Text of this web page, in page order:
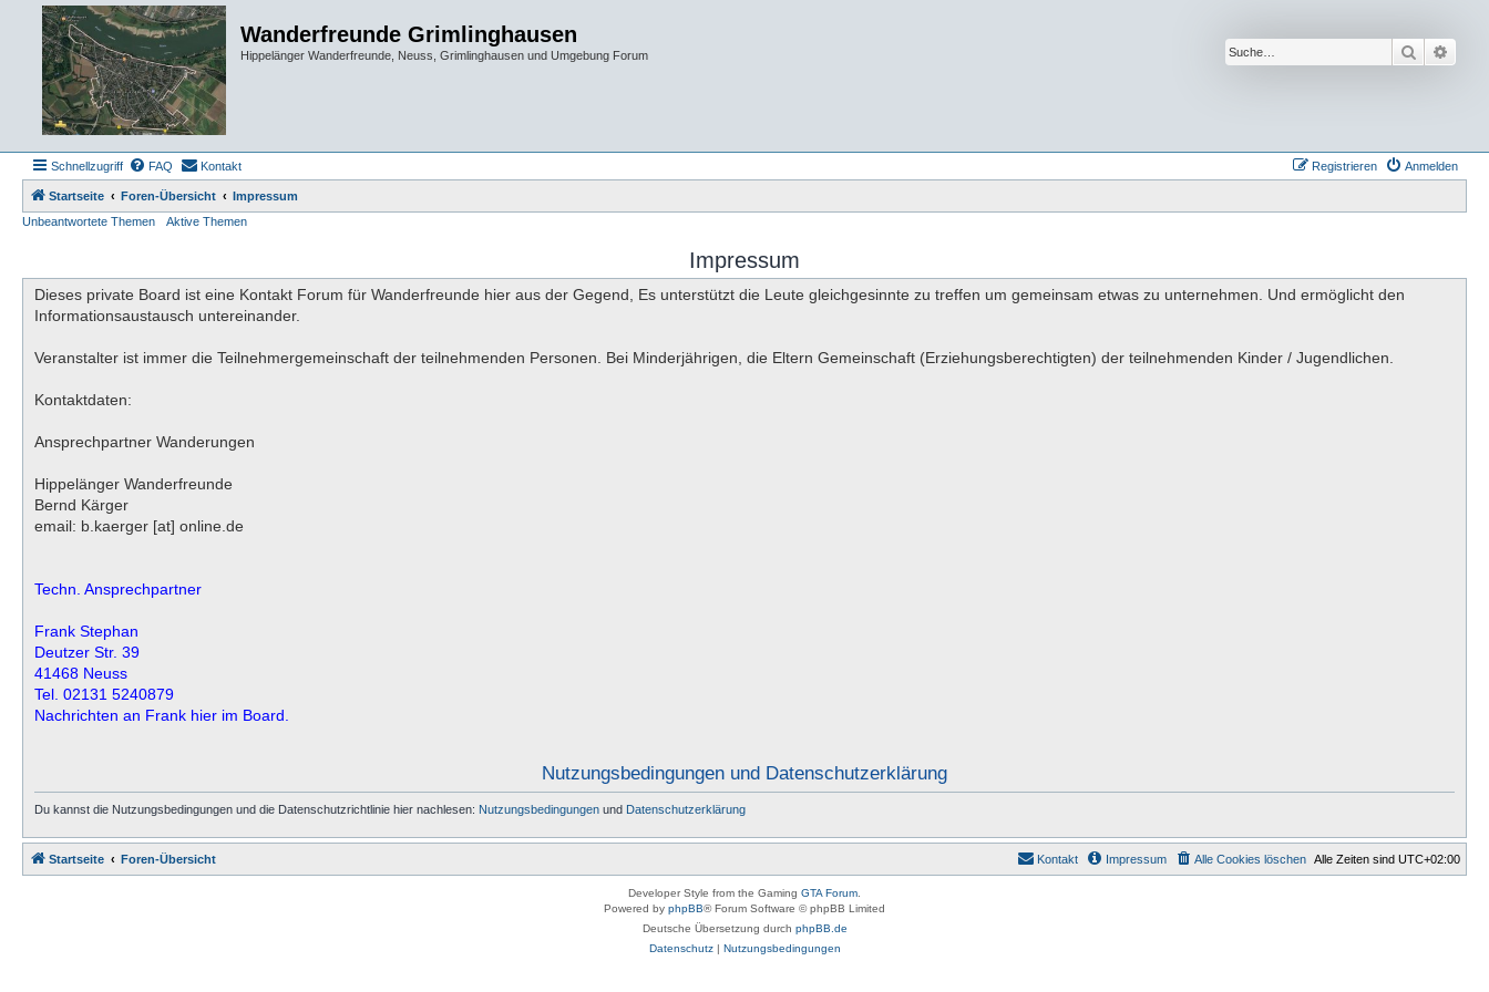
Wanderfreunde Grimlinghausen
Hippelänger Wanderfreunde, Neuss, Grimlinghausen und Umgebung Forum Suche
Schnellzugriff FAQ Kontakt Anmelden
Registrieren
Startseite Foren-Übersicht
Impressum
Unbeantwortete Themen
Aktive Themen
Impressum
Dieses private Board ist eine Kontakt Forum für Wanderfreunde hier aus der Gegend, Es unterstützt die Leute gleichgesinnte zu treffen um gemeinsam etwas zu unternehmen. Und ermöglicht den
Informationsaustausch untereinander.
Veranstalter ist immer die Teilnehmergemeinschaft der teilnehmenden Personen. Bei Minderjährigen, die Eltern Gemeinschaft (Erziehungsberechtigten) der teilnehmenden Kinder / Jugendlichen.
Kontaktdaten:
Ansprechpartner Wanderungen
Hippelänger Wanderfreunde
Bernd Kärger
email: b.kaerger [at] online.de
Techn. Ansprechpartner
Frank Stephan
Deutzer Str. 39
41468 Neuss
Tel. 02131 5240879
Nachrichten an Frank hier im Board.
Nutzungsbedingungen und Datenschutzerklärung
Du kannst die Nutzungsbedingungen und die Datenschutzrichtlinie hier nachlesen: Nutzungsbedingungen und Datenschutzerklärung
Startseite Foren-Übersicht Alle Zeiten sind UTC+02:00
Alle Cookies löschen
Impressum
Kontakt
Developer Style from the Gaming GTA Forum
Powered by phpBB® Forum Software © phpBB Limited
Deutsche Übersetzung durch phpBB.de
Datenschutz| Nutzungsbedingungen